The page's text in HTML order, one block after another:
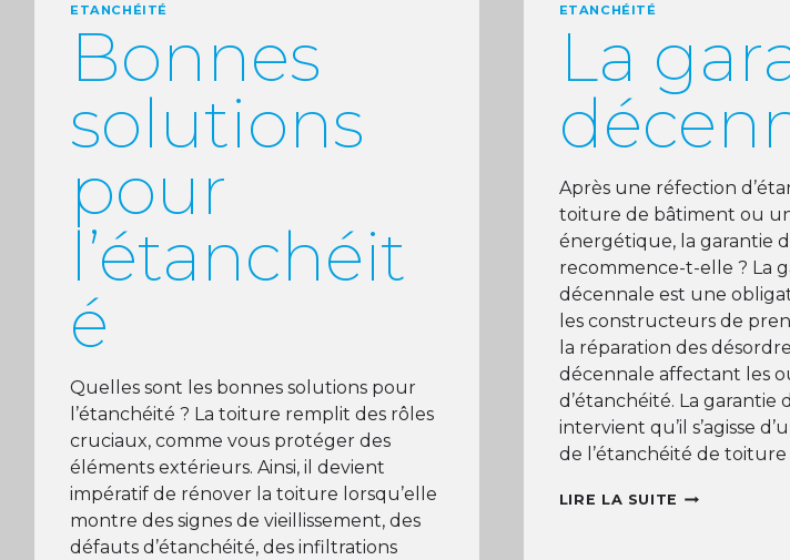
ETANCHÉITÉ
Bonnes
solutions
pour
l’étanchéit
é
Quelles sont les bonnes solutions pour
l’étanchéité ? La toiture remplit des rôles
cruciaux, comme vous protéger des
éléments extérieurs. Ainsi, il devient
impératif de rénover la toiture lorsqu’elle
montre des signes de vieillissement, des
défauts d’étanchéité, des infiltrations
ETANCHÉITÉ
La
Après une réfection
toiture de bâtiment ou
énergétique, la garantie
recommence-t-elle ? La
décennale est une
les constructeurs de
la réparation des
décennale affectant les
d’étanchéité. La garantie
intervient qu’il s’agisse
de l’étanchéité de toiture
LIRE LA SUITE LA